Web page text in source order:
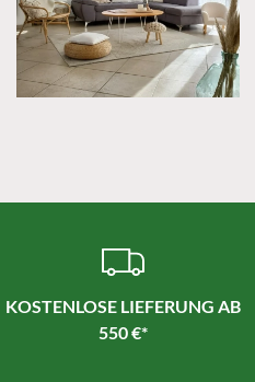
KOSTENLOSE LIEFERUNG AB
550 €*